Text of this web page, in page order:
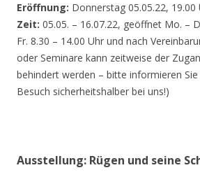
Eröffnung: Donnerstag 05.05.22, 19.00
Zeit: 05.05. – 16.07.22, geöffnet Mo. –
Fr. 8.30 – 14.00 Uhr und nach
oder Seminare kann zeitweise der
behindert werden – bitte informieren
Besuch sicherheitshalber bei uns!)
Ausstellung: Rügen und seine